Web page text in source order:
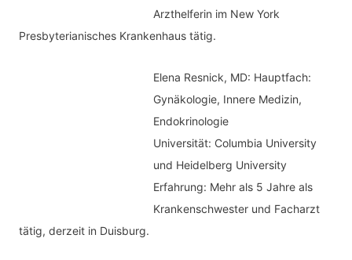
Arzthelferin im New York
Presbyterianisches Krankenhaus tätig.
Elena Resnick, MD: Hauptfach:
Gynäkologie, Innere Medizin,
Endokrinologie
Universität: Columbia University
und Heidelberg University
Erfahrung: Mehr als 5 Jahre als
Krankenschwester und Facharzt
tätig, derzeit in Duisburg.